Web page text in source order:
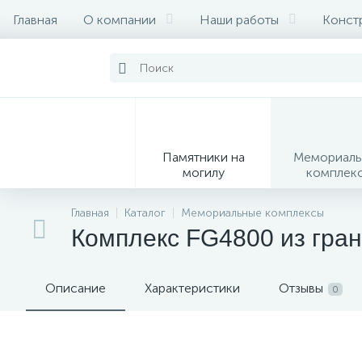
Главная О компании Наши работы
Памятники на
могилу
Главная Каталог Мемориальные комплексы
Комплекс FG4800 из
Описание Характеристики Отзывы 0